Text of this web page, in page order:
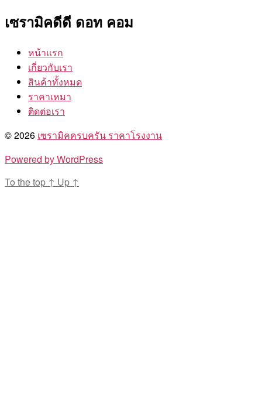
เซรามิคดีดี ดอท คอม
หน้าแรก
เกี่ยวกับเรา
สินค้าทั้งหมด
ราคาเหมา
ติดต่อเรา
© 2026 เซรามิคครบครัน ราคาโรงงาน
Powered by WordPress
To the top ↑ Up ↑